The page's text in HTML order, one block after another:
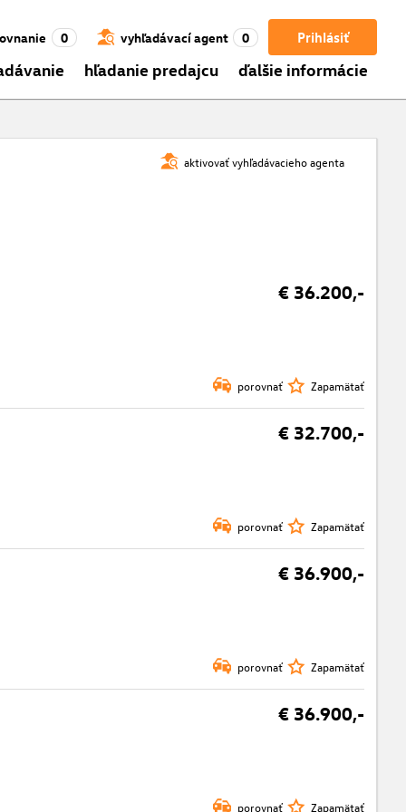
Prihlásiť
0 vyhľadávací agent 0
hľadanie predajcu ďalšie informácie
aktivovať vyhľadávacieho agenta
€ 36.200,-
porovnať Zapamätať
€ 32.700,-
porovnať Zapamätať
€ 36.900,-
porovnať Zapamätať
€ 36.900,-
porovnať Zapamätať